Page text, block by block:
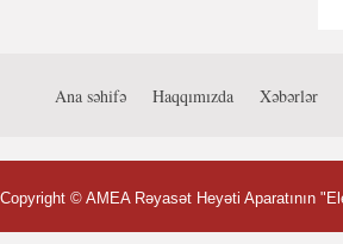
Ana səhifə Haqqımızda Xəbərlər
Copyright © AMEA Rəyasət Heyəti Aparatının